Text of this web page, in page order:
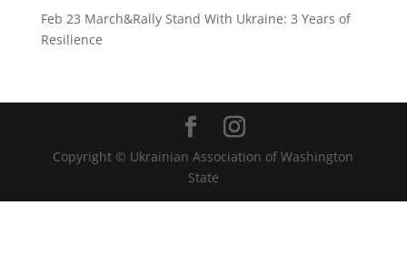
Feb 23 March&Rally Stand With Ukraine: 3 Years of
Resilience
Copyright © Ukrainian Association of Washington
State